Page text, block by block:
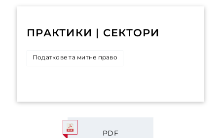
ПРАКТИКИ | СЕКТОРИ
Податкове та митне право
PDF